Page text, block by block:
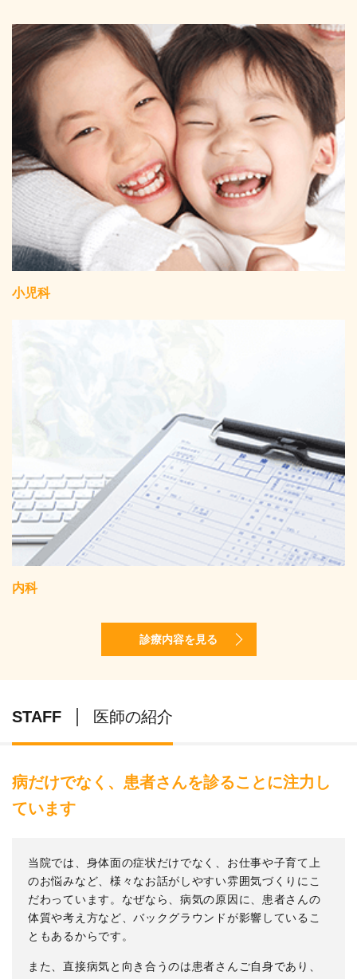
小児科
内科
診療内容を見る
STAFF 医師の紹介
病だけでなく、患者さんを診ることに注力し
ています
当院では、身体面の症状だけでなく、お仕事や子育て上
のお悩みなど、様々なお話がしやすい雰囲気づくりにこ
だわっています。なぜなら、病気の原因に、患者さんの
体質や考え方など、バックグラウンドが影響しているこ
ともあるからです。
また、直接病気と向き合うのは患者さんご自身であり、